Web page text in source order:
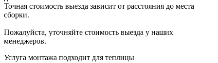
Точная стоимость выезда зависит от расстояния до места
сборки.
Пожалуйста, уточняйте стоимость выезда у наших
менеджеров.
Услуга монтажа подходит для теплицы